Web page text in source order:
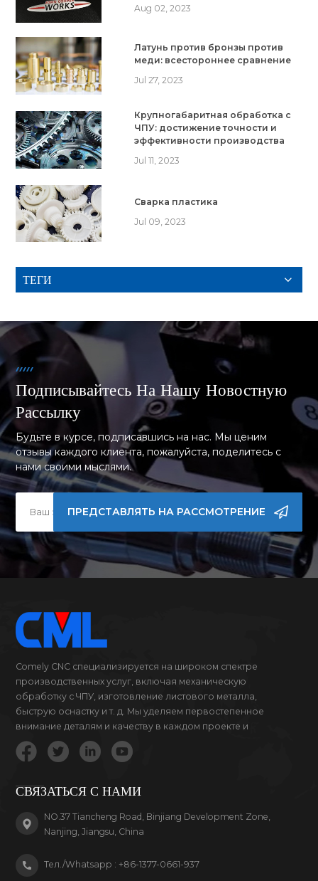
Aug 02, 2023
Латунь против бронзы против
меди: всестороннее сравнение
Jul 27, 2023
Крупногабаритная обработка с
ЧПУ: достижение точности и
эффективности производства
Jul 11, 2023
Сварка пластика
Jul 09, 2023
ТЕГИ
Подписывайтесь На Нашу Новостную
Рассылку
Будьте в курсе, подписавшись на нас. Мы ценим
отзывы каждого клиента, пожалуйста, поделитесь с
нами своими мыслями.
ПРЕДСТАВЛЯТЬ НА РАССМОТРЕНИЕ
Comely CNC специализируется на широком спектре
производственных услуг, включая механическую
обработку с ЧПУ, изготовление листового металла,
быструю оснастку и т. д. Мы уделяем первостепенное
внимание деталям и качеству в каждом проекте и
продукте, за который мы беремся.
СВЯЗАТЬСЯ С НАМИ
NO.37 Tiancheng Road, Binjiang Development Zone,
Nanjing, Jiangsu, China
Тел./Whatsapp : +86-1377-0661-937